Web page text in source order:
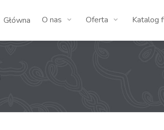
Główna O nas Oferta Katalog